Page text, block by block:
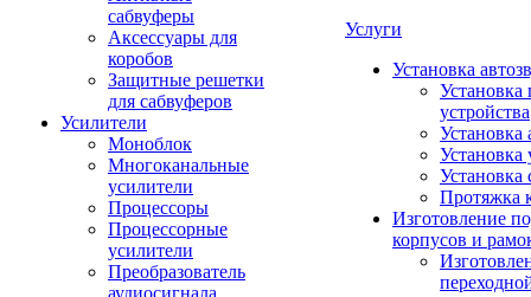
сабвуферы
Аксессуары для
коробов
Защитные решетки
для сабвуферов
Усилители
Моноблок
Многоканальные
усилители
Процессоры
Процессорные
усилители
Преобразователь
аудиосигнала
Услуги
Установка
Установка
устройства
Установка
Установка
Установка
Протяжка
Изготовление
корпусов и